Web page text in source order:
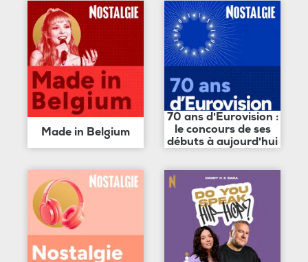
Made in Belgium
70 ans d'Eurovision :
le concours de ses
débuts à aujourd'hui